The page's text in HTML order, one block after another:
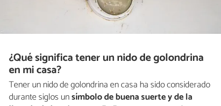
¿Qué significa tener un nido de golondrina
en mi casa?
Tener un nido de golondrina en casa ha sido considerado
durante siglos unsímbolo de buena suerte y de la